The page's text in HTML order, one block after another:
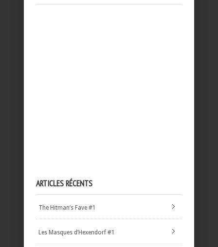
ARTICLES RÉCENTS
The Hitman’s Fave #1
Les Masques d’Hexendorf #1